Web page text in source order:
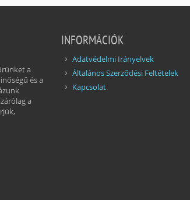
a
és a
a
INFORMÁCIÓK
Adatvédelmi Irányelvek
Általános Szerződési Feltételek
Kapcsolat